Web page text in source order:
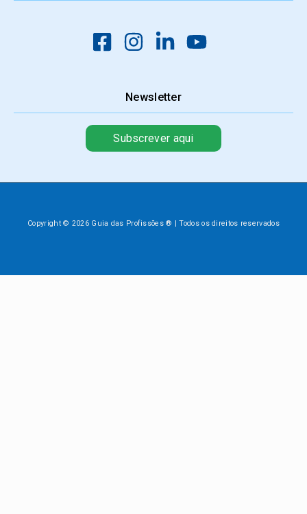
Newsletter
Subscrever aqui
Copyright © 2026 Guia das Profissões ® | Todos os direitos reservados